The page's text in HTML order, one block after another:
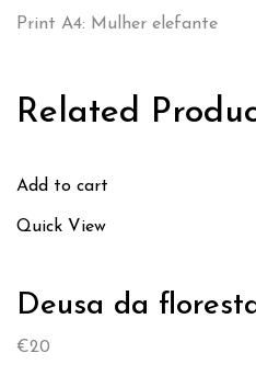
Print A4: Mulher elefante
Related
Add to cart
Quick View
Deusa da
€20